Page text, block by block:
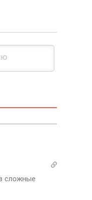
сложные